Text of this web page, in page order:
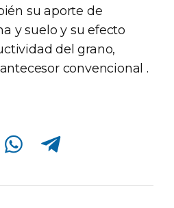
su aporte de
y suelo y su efecto
del grano,
convencional .
Compartir en Whatsapp Compartir en Telegram